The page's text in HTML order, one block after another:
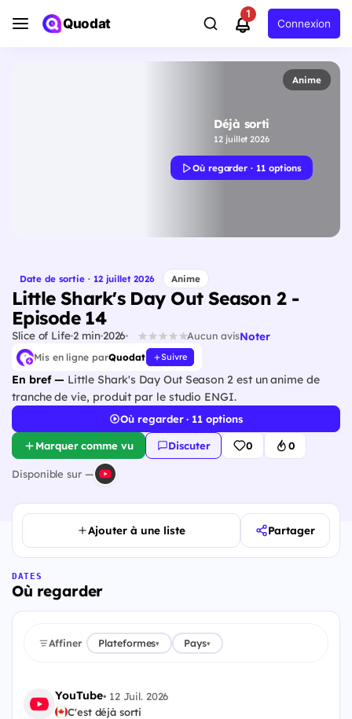
Quodat
1
Connexion
Anime
Déjà sorti
12 juillet 2026
Où regarder · 11 options
Date de sortie · 12 juillet 2026 Anime
Little Shark's Day Out Season 2 -
Episode 14
Slice of Life 2 min 2026 Aucun avisNoter
Mis en ligne parQuodat Suivre
En bref — Little Shark's Day Out Season 2 est un anime de
tranche de vie, produit par le studio ENGI.
Où regarder · 11 options
Marquer comme vu Discuter 0 0
Disponible sur —
Ajouter à une liste Partager
DATES
Où regarder
Affiner Plateformes▾ Pays▾
YouTube• 12 Juil. 2026
C'est déjà sorti